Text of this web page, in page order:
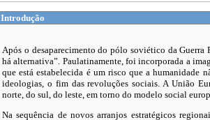
Introdução
Após o desaparecimento do pólo soviético da Guerra
há alternativa”. Paulatinamente, foi incorporada a
que está estabelecida é um risco que a humanidade
ideologias, o fim das revoluções sociais. A União
norte, do sul, do leste, em torno do modelo social
Na sequência de novos arranjos estratégicos